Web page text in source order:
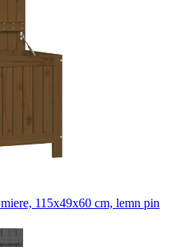
115x49x60 cm, lemn pin